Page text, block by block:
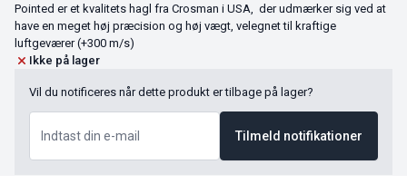
Pointed er et kvalitets hagl fra Crosman i USA, der udmærker sig ved at
have en meget høj præcision og høj vægt, velegnet til kraftige
luftgeværer (+300 m/s)
Ikke på lager
Vil du notificeres når dette produkt er tilbage på lager?
Tilmeld notifikationer